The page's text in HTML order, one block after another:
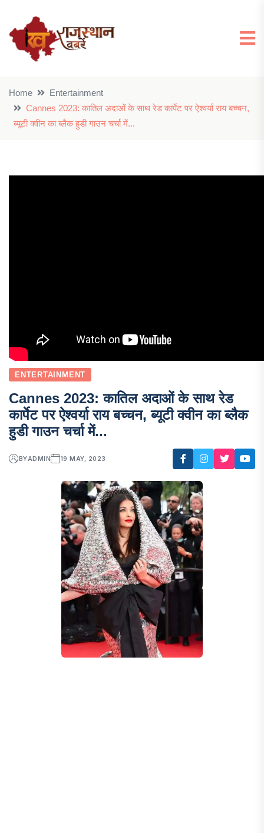
Home
Entertainment
Cannes 2023: कातिल अदाओं के साथ रेड कार्पेट पर ऐश्वर्या राय बच्चन,
ब्यूटी क्वीन का ब्लैक हुडी गाउन चर्चा में...
ENTERTAINMENT
Cannes 2023: कातिल अदाओं के साथ रेड
कार्पेट पर ऐश्वर्या राय बच्चन, ब्यूटी क्वीन का ब्लैक
हुडी गाउन चर्चा में...
BYADMIN 19 MAY, 2023